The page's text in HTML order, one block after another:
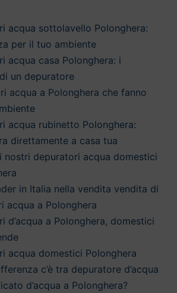
acqua sottolavello Polonghera:
per il tuo ambiente
acqua casa Polonghera: i
un depuratore
acqua a Polonghera che fanno
acqua rubinetto Polonghera:
direttamente a casa tua
nostri depuratori acqua domestici
in Italia nella vendita vendita di
acqua a Polonghera
d’acqua a Polonghera, domestici
acqua domestici Polonghera
c’è tra depuratore d’acqua
d’acqua a Polonghera?